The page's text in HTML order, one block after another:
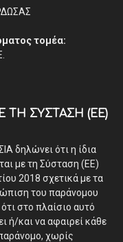
τομέα:
ΣΎΣΤΑΣΗ (ΕΕ)
δηλώνει ότι η ίδια
με τη Σύσταση (ΕΕ)
2018 σχετικά με τα
του παράνομου
στο πλαίσιο αυτό
ή/και να αφαιρεί κάθε
χωρίς